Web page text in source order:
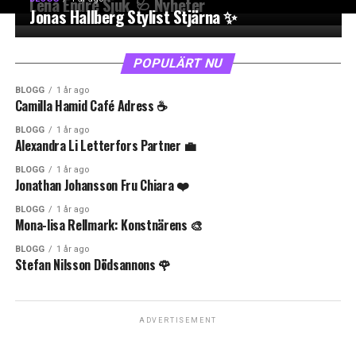
Jonas Hallberg Stylist Stjärna ✨
POPULÄRT NU
BLOGG 1 år ago
Camilla Hamid Café Adress ☕️
BLOGG 1 år ago
Alexandra Li Letterfors Partner 💼
BLOGG 1 år ago
Jonathan Johansson Fru Chiara ❤️
BLOGG 1 år ago
Mona-lisa Rellmark: Konstnärens 🎨
BLOGG 1 år ago
Stefan Nilsson Dödsannons 🌹
ADVERTISEMENT